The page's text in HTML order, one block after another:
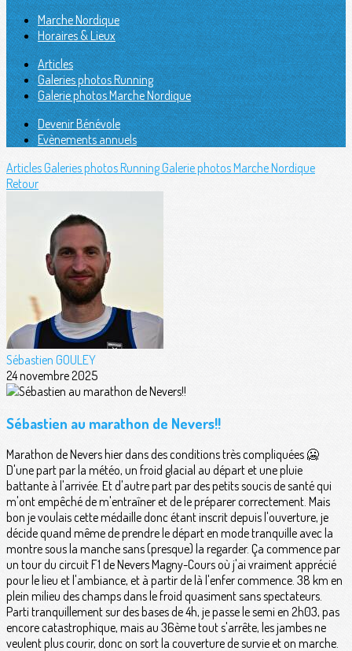
Marche Nordique
Horaires & Lieux
Articles
Galeries photos Running
Galerie photos Marche Nordique
Devenir Bénévole
Evènements annuels
ArticlesGaleries photos RunningGalerie photos Marche Nordique
Retour
Sébastien GOULEY
24 novembre 2025
Sébastien au marathon de Nevers!!
Marathon de Nevers hier dans des conditions très compliquées 🥶
D'une part par la météo, un froid glacial au départ et une pluie
battante à l'arrivée. Et d'autre part par des petits soucis de santé qui
m'ont empêché de m'entraîner et de le préparer correctement. Mais
bon je voulais cette médaille donc étant inscrit depuis l'ouverture, je
décide quand même de prendre le départ en mode tranquille avec la
montre sous la manche sans (presque) la regarder. Ça commence par
un tour du circuit F1 de Nevers Magny-Cours où j'ai vraiment apprécié
pour le lieu et l'ambiance, et à partir de là l'enfer commence. 38 km en
plein milieu des champs dans le froid quasiment sans spectateurs.
Parti tranquillement sur des bases de 4h, je passe le semi en 2h03, pas
encore catastrophique, mais au 36ème tout s'arrête, les jambes ne
veulent plus courir, donc on sort la couverture de survie et on marche.